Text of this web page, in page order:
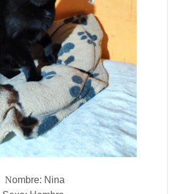
Nombre: Nina